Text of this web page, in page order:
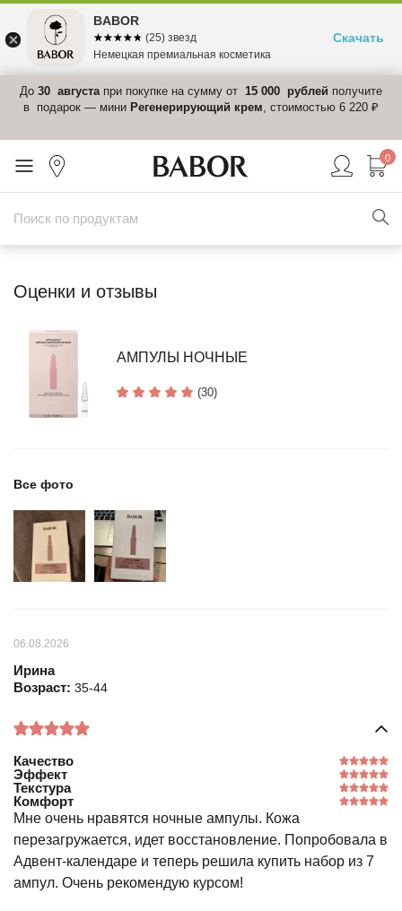
До 30 августапри покупке на сумму от 15 000 рублей получите
в подарок — мини Регенерирующий крем, стоимостью 6 220 ₽
0
Оценки и отзывы
АМПУЛЫ НОЧНЫЕ
(30)
Все фото
06.08.2026
Ирина
Возраст: 35-44
Качество
Эффект
Текстура
Комфорт
Мне очень нравятся ночные ампулы. Кожа
перезагружается, идет восстановление. Попробовала в
Адвент-календаре и теперь решила купить набор из 7
ампул. Очень рекомендую курсом!
BABOR
☆☆☆☆☆
★★★★★ (25) звезд
Немецкая премиальная косметика
Скачать